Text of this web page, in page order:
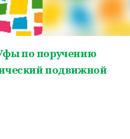
по поручению
подвижной